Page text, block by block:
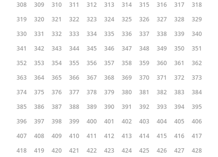
308
309 310 311 312 313 314 315 316 317
318
319
320 321 322 323 324 325 326 327 328
329
330
331 332 333 334 335 336 337 338 339
340
341
342 343 344 345 346 347 348 349 350
351
352
353 354 355 356 357 358 359 360 361
362
363
364 365 366 367 368 369 370 371 372
373
374
375 376 377 378 379 380 381 382 383
384
385
386 387 388 389 390 391 392 393 394
395
396
397 398 399 400 401 402 403 404 405
406
407
408 409 410 411 412 413 414 415 416
417
418
419 420 421 422 423 424 425 426 427
428